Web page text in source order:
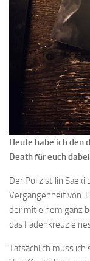
Heute habe ich den
Death für euch
Der Polizist Jin
Vergangenheit von
der mit einem ganz
das Fadenkreuz
Tatsächlich muss ich